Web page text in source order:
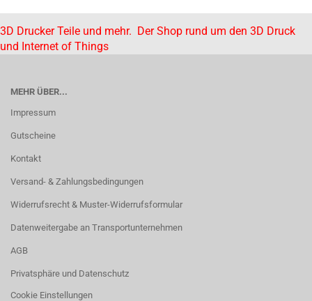
3D Drucker Teile und mehr. Der Shop rund um den 3D Druck
und Internet of Things
MEHR ÜBER...
Impressum
Gutscheine
Kontakt
Versand- & Zahlungsbedingungen
Widerrufsrecht & Muster-Widerrufsformular
Datenweitergabe an Transportunternehmen
AGB
Privatsphäre und Datenschutz
Cookie Einstellungen